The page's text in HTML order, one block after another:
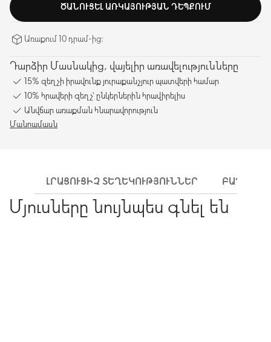
ԾԱՆՈՒՑԵԼ ԱՌԿԱՅՈՒԹՅԱՆ ԴԵՊՔՈՒՄ
Առաքում 10 դրամ-ից։
Դարձիր Մասնակից, վայելիր առավելությունները
15% զեղչի իրավունք յուրաքանչյուր պատվերի համար
10% հրավերի զեղչ՝ ընկերներին հրավիրելիս
Անվճար առաքման հնարավորություն
Մանրամասն
ԼՐԱՑՈՒՑԻՉ ՏԵՂԵԿՈՒԹՅՈՒՆՆԵՐ
Մյուսները նույնպես գնել են